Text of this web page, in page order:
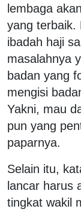
lembaga
yang terbaik.
ibadah haji
masalahnya
badan yang
mengisi
Yakni, mau
pun yang
paparnya.
Selain itu,
lancar harus
tingkat wakil